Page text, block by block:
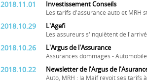
2018.11.01 Investissement Conseils
Les tarifs d'assurance auto et MRH
2018.10.29 L'Agefi
Les assureurs s'inquiètent de
2018.10.26 L'Argus de l'Assurance
Assurances dommages -
2018.10.22 Newsletter de l'Argus de
Auto, MRH : la Maif revoit ses tarifs